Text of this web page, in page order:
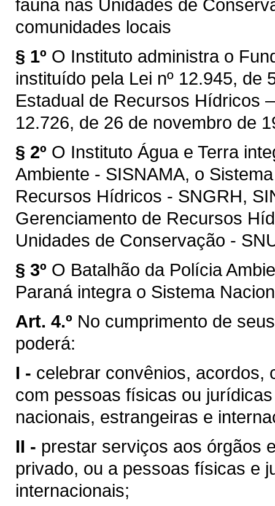
fauna nas Unidades de
comunidades locais
§ 1º O Instituto administra o
instituído pela Lei nº 12.945, de
Estadual de Recursos Hídricos
12.726, de 26 de novembro de
§ 2º O Instituto Água e Terra
Ambiente - SISNAMA, o
Recursos Hídricos - SNGRH,
Gerenciamento de Recursos
Unidades de Conservação -
§ 3º O Batalhão da Polícia
Paraná integra o Sistema
Art. 4.º No cumprimento de
poderá:
I - celebrar convênios, acordos,
com pessoas físicas ou
nacionais, estrangeiras e
II - prestar serviços aos órgãos
privado, ou a pessoas físicas e
internacionais;